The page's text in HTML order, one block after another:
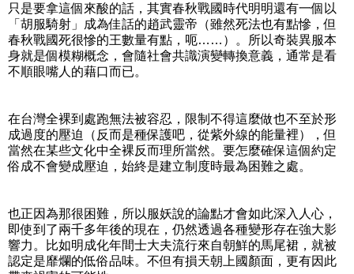
只是要拿這個來酸的話，其實春秋戰國時代明明還有一個以
「胡服騎射」成為佳話的趙武靈帝（雖然死法也有點慘，但
春秋戰國死很慘的王數量有點，呃……）。所以奇裝異服本
身就是個模糊概念，會隨社會共識演變轉換意義，通常是看
不順眼嘴人的藉口而已。
在台灣全裸到處跑無法被容忍，限制不得這麼做也不至於形
成過度的壓迫（反而是種保護吧，從紫外線的能量裡），但
當然在某些文化中全裸反而理所當然。要怎麼確保這個約定
俗成不會變成壓迫，始終是建立制度時最為困難之處。
也正因為那很困難，所以服妖說的論點才會如此深入人心，
即使到了兩千多年後的現在，仍然透過各種變形存在強大影
響力。比如明成化年間士大夫流行來自朝鮮的馬尾裙，就被
認定是靡爛的低俗品味。不但有損天朝上國顏面，更有因此